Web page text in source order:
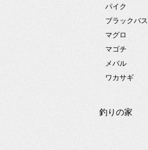
パイク
ブラックバス
マグロ
マゴチ
メバル
ワカサギ
釣りの家